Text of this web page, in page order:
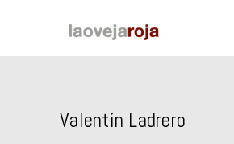
Valentín Ladrero